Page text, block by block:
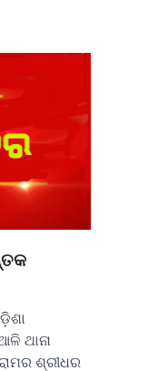
ଥାନା
ଶ୍ରୀଧର